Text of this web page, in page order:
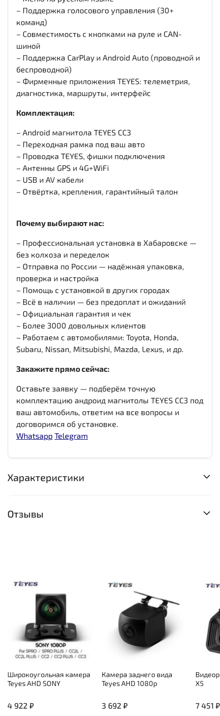
– Поддержка голосового управления (30+
команд)
– Совместимость с кнопками на руле и CAN-
шиной
– Поддержка CarPlay и Android Auto (проводной и
беспроводной)
– Фирменные приложения TEYES: телеметрия,
диагностика, маршруты, интерфейс
Комплектация:
– Android магнитола TEYES CC3
– Переходная рамка под ваш авто
– Проводка TEYES, фишки подключения
– Антенны GPS и 4G+WiFi
– USB и AV кабели
– Отвёртка, крепления, гарантийный талон
Почему выбирают нас:
– Профессиональная установка в Хабаровске —
без колхоза и переделок
– Отправка по России — надёжная упаковка,
проверка и настройка
– Помощь с установкой в других городах
– Всё в наличии — без предоплат и ожиданий
– Официальная гарантия и чек
– Более 3000 довольных клиентов
– Работаем с автомобилями: Toyota, Honda,
Subaru, Nissan, Mitsubishi, Mazda, Lexus, и др.
Закажите прямо сейчас:
Оставьте заявку — подберём точную
комплектацию андроид магнитолы TEYES CC3 под
ваш автомобиль, ответим на все вопросы и
договоримся об установке.
Whatsapp Telegram
Характеристики
Отзывы
Широкоугольная камера
Teyes AHD SONY
4 922 ₽
Камера заднего вида
Teyes AHD 1080p
3 692 ₽
X5
7 451 ₽